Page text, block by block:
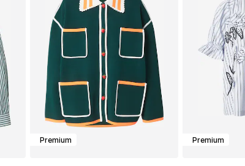
Premium Premium